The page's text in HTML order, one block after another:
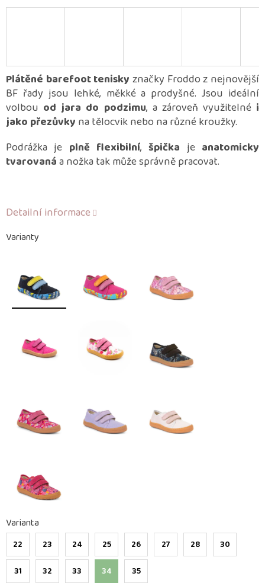
Varianty
Varianta
22 23 24 25 26 27 28 30
31 32 33 34 35
Plátěné barefoot tenisky značky Froddo z nejnovější
BF řady jsou lehké, měkké a prodyšné. Jsou ideální
volbou od jara do podzimu, a zároveň využitelné i
jako přezůvky na tělocvik nebo na různé kroužky.
Podrážka je plně flexibilní,špička je anatomicky
tvarovanáa nožka tak může správně pracovat.
Detailní informace